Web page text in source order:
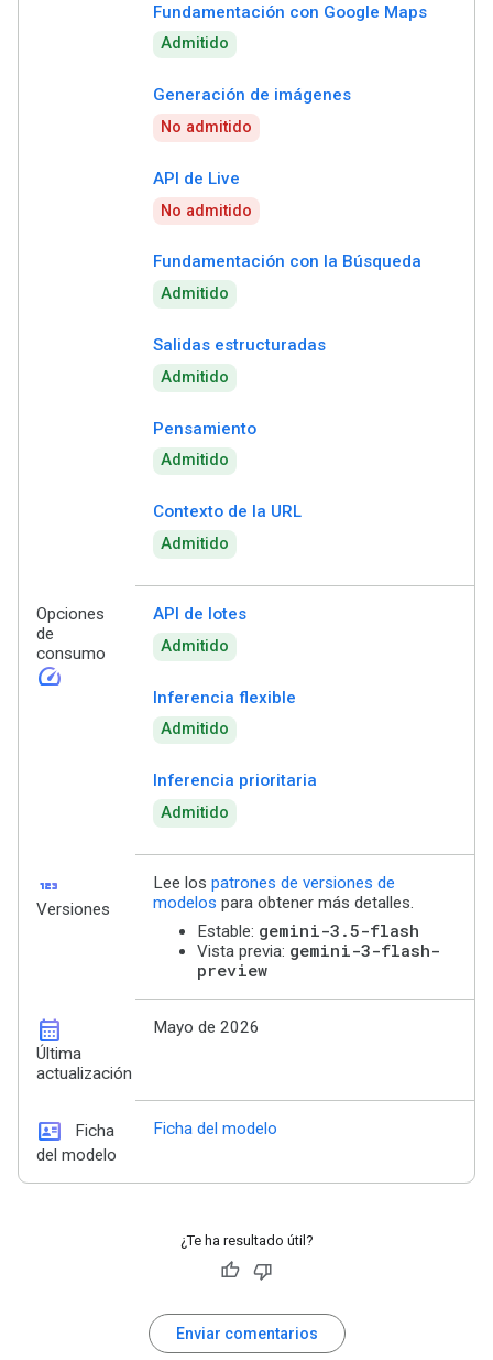
Fundamentación con Google Maps
Admitido
Generación de imágenes
No admitido
API de Live
No admitido
Fundamentación con la Búsqueda
Admitido
Salidas estructuradas
Admitido
Pensamiento
Admitido
Contexto de la URL
Admitido
Opciones
de
consumo
speed
API de lotes
Admitido
Inferencia flexible
Admitido
Inferencia prioritaria
Admitido
123
Versiones
Lee los patrones de versiones de
modelos para obtener más detalles.
Estable: gemini-3.5-flash
Vista previa: gemini-3-flash-
preview
calendar_month
Última
actualización
Mayo de 2026
id_card
Ficha
del modelo
Ficha del modelo
¿Te ha resultado útil?
Enviar comentarios